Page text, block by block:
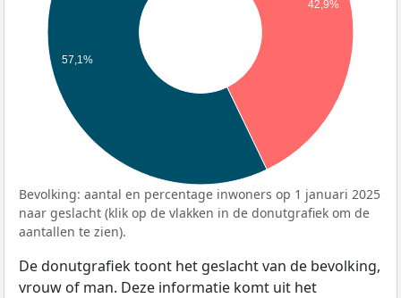
42,9%
57,1%
Bevolking: aantal en percentage inwoners op 1 januari 2025
naar geslacht (klik op de vlakken in de donutgrafiek om de
aantallen te zien).
De donutgrafiek toont het geslacht van de bevolking,
vrouw of man. Deze informatie komt uit het